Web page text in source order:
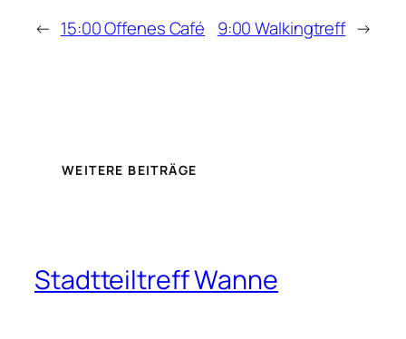
← 15:00 Offenes Café 9:00 Walkingtreff →
WEITERE BEITRÄGE
Stadtteiltreff Wanne